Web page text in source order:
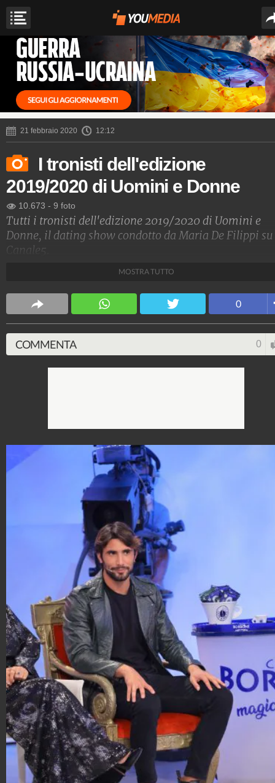
21 febbraio 2020 12:12
I tronisti dell'edizione
2019/2020 di Uomini e Donne
10.673 - 9 foto
Tutti i tronisti dell'edizione 2019/2020 di Uomini e
Donne, il dating show condotto da Maria De Filippi su
Canale5.
Spettacolo FanpageMOSTRA TUTTO
0
COMMENTA 0